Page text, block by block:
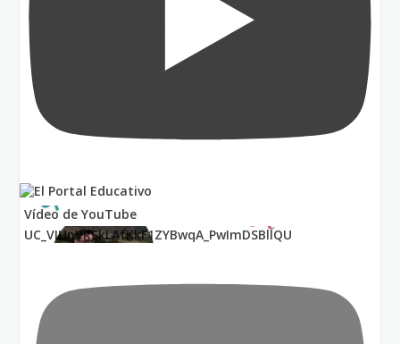
Vídeo de YouTube
UC_VIUnVRSkLAfKkF1ZYBwqA_PwImDSBllQU